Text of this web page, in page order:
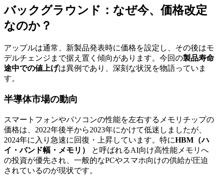
バックグラウンド：なぜ今、価格改定
なのか？
アップルは通常、新製品発表時に価格を設定し、その後はモ
デルチェンジまで据え置く傾向があります。今回の製品寿命
途中での値上げは異例であり、深刻な状況を物語っていま
す。
半導体市場の動向
スマートフォンやパソコンの性能を左右するメモリチップの
価格は、2022年後半から2023年にかけて低迷しましたが、
2024年に入り急速に回復・上昇しています。特にHBM（ハ
イ・バンド幅・メモリ）
と呼ばれるAI向け高性能メモリへ
の投資が優先され、一般的なPCやスマホ向けの供給が圧迫
されているのが現状です。